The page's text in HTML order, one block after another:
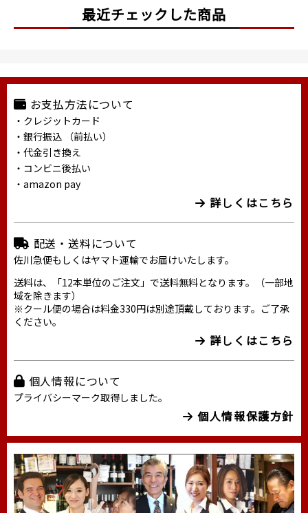
最近チェックした商品
お支払方法について
・クレジットカード
・銀行振込 （前払い）
・代金引き換え
・コンビニ後払い
・amazon pay
詳しくはこちら
配送・送料について
佐川急便もしくはヤマト運輸でお届けいたします。
送料は、「12本単位のご注文」で送料無料となります。（一部地
域を除きます）
※クール便の場合は料金330円は別途頂戴しております。ご了承
ください。
詳しくはこちら
個人情報について
プライバシーマーク取得しました。
個人情報保護方針